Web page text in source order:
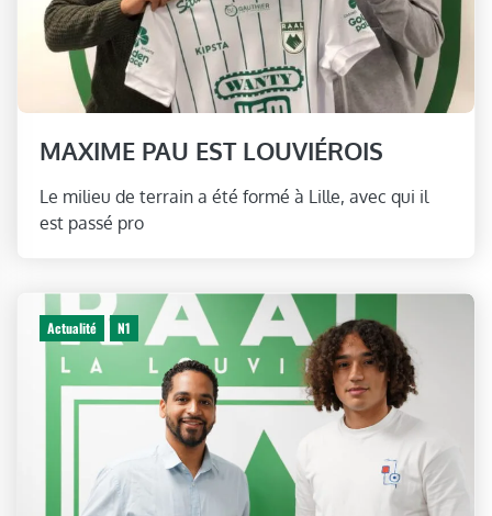
MAXIME PAU EST LOUVIÉROIS
Le milieu de terrain a été formé à Lille, avec qui il
est passé pro
Actualité N1